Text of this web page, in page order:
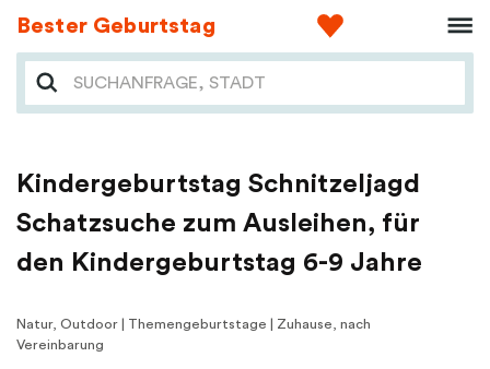
Bester Geburtstag
Kindergeburtstag Schnitzeljagd
Schatzsuche zum Ausleihen, für
den Kindergeburtstag 6-9 Jahre
Natur, Outdoor | Themengeburtstage | Zuhause, nach
Vereinbarung